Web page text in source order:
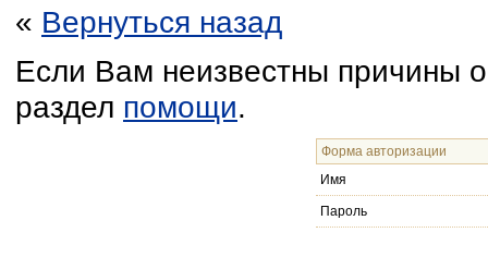
« Вернуться назад
Если Вам неизвестны причины
раздел помощи.
Форма авторизации
Имя
Пароль